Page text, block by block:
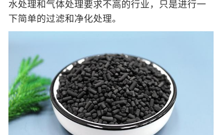
水处理和气体处理要求不高的行业，只是进行一
下简单的过滤和净化处理。